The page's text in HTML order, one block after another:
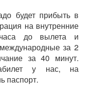
будет прибыть в
на внутренние
до вылета и
за 2
за 40 минут.
у нас, на
паспорт.